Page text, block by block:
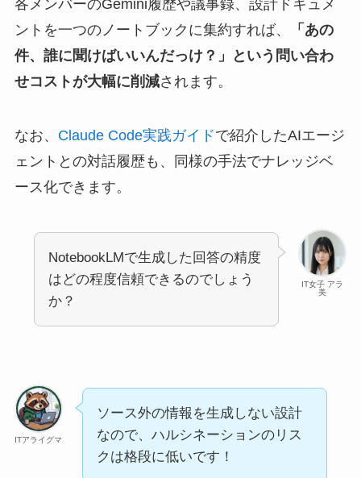
各メンバーのGemini履歴や議事録、設計ドキュメ
ントを一つのノートブックに集約すれば、
「あの
件、誰に聞けばいいんだっけ？」という問い合わ
せコストが大幅に削減されます。
なお、 Claude Code実践ガイドで紹介したAIエージ
ェントとの対話履歴も、同様の手法でナレッジベ
ース化できます。
IT女子 アラ
美
NotebookLMで生成した回答の精度
はどの程度信頼できるのでしょう
か？
ITアライグマ
ソース外の情報を生成しない設計
なので、ハルシネーションのリス
クは格段に低いです！